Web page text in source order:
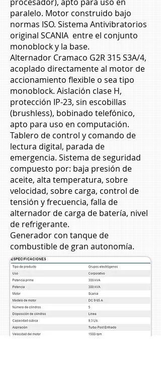
paralelo. Motor construido bajo
normas ISO. Sistema Antivibratorios
original SCANIA entre el conjunto
monoblock y la base.
Alternador Cramaco G2R 315 S3A/4,
acoplado directamente al motor de
accionamiento flexible o sea tipo
monoblock. Aislación clase H,
protección IP-23, sin escobillas
(brushless), bobinado telefónico,
apto para uso en computación.
Tablero de control y comando de
lectura digital, parada de
emergencia. Sistema de seguridad
compuesto por: baja presión de
aceite, alta temperatura, sobre
velocidad, sobre carga, control de
tensión y frecuencia, falla de
alternador de carga de batería, nivel
de refrigerante.
Generador con tanque de
combustible de gran autonomía.